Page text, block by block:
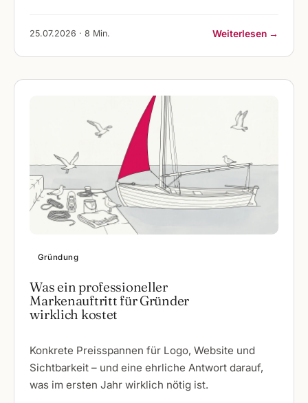
25.07.2026 · 8 Min. Weiterlesen →
Gründung
Was ein professioneller
Markenauftritt für Gründer
wirklich kostet
Konkrete Preisspannen für Logo, Website und
Sichtbarkeit – und eine ehrliche Antwort darauf,
was im ersten Jahr wirklich nötig ist.